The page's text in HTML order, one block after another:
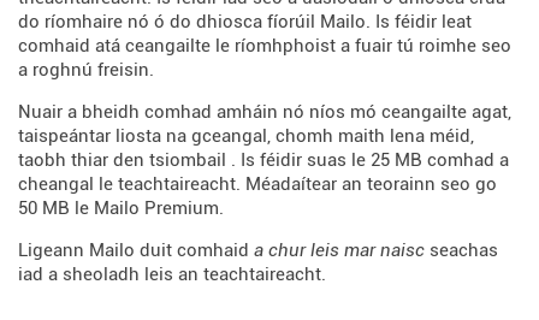
do ríomhaire nó ó do dhiosca fíorúil Mailo. Is féidir leat
comhaid atá ceangailte le ríomhphoist a fuair tú roimhe seo
a roghnú freisin.
Nuair a bheidh comhad amháin nó níos mó ceangailte agat,
taispeántar liosta na gceangal, chomh maith lena méid,
taobh thiar den tsiombail . Is féidir suas le 25 MB comhad a
cheangal le teachtaireacht. Méadaítear an teorainn seo go
50 MB le Mailo Premium.
Ligeann Mailo duit comhaid a chur leis mar naisc seachas
iad a sheoladh leis an teachtaireacht.